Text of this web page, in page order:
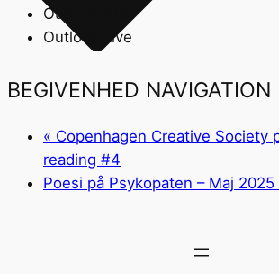
Outlook 365
Outlook Live
BEGIVENHED NAVIGATION
« Copenhagen Creative Society
reading #4
Poesi på Psykopaten – Maj 2025